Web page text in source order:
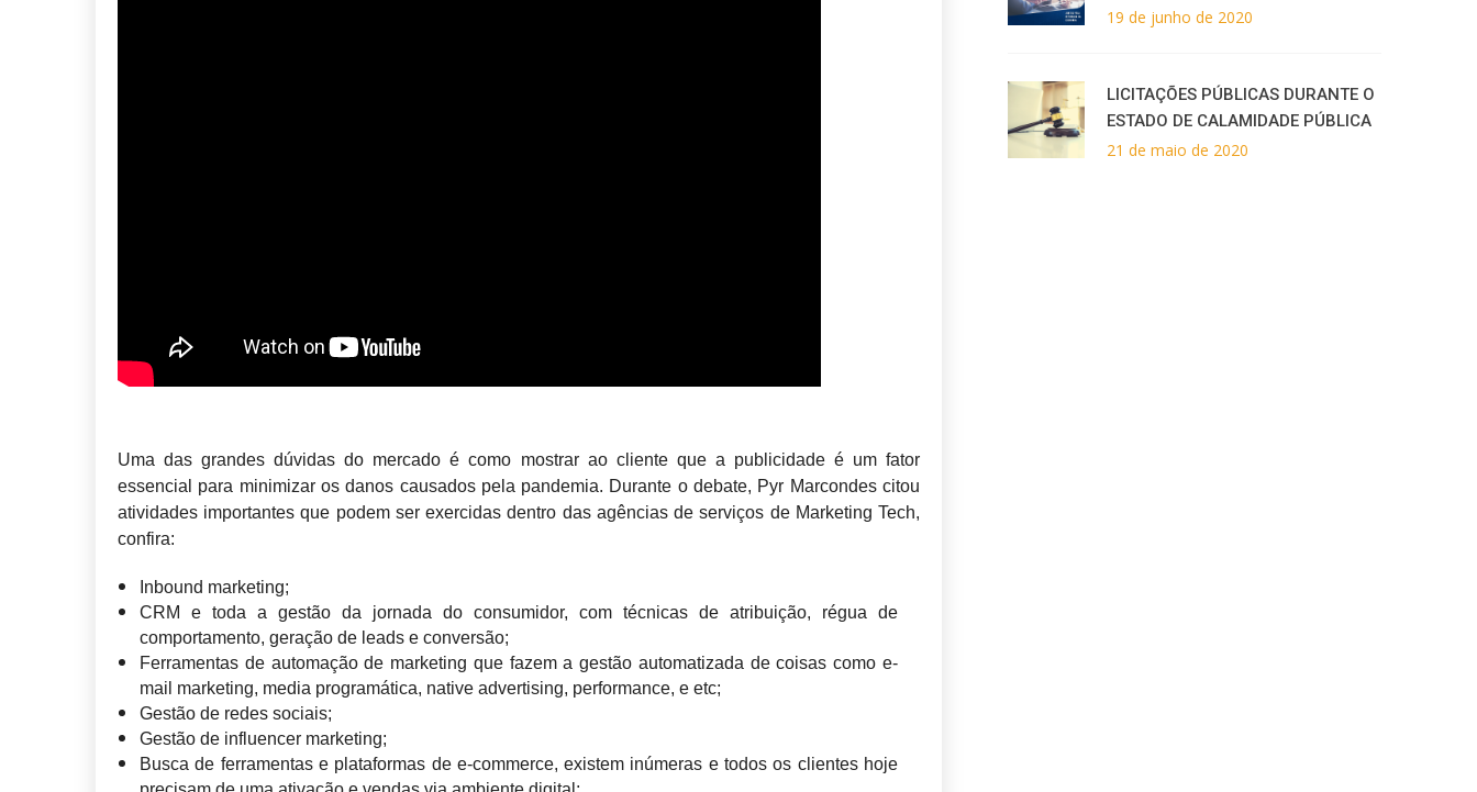
Uma das grandes dúvidas do mercado é como mostrar ao cliente que a publicidade é um fator
essencial para minimizar os danos causados pela pandemia. Durante o debate, Pyr Marcondes citou
atividades importantes que podem ser exercidas dentro das agências de serviços de Marketing Tech,
confira:
Inbound marketing;
CRM e toda a gestão da jornada do consumidor, com técnicas de atribuição, régua de
comportamento, geração de leads e conversão;
Ferramentas de automação de marketing que fazem a gestão automatizada de coisas como e-
mail marketing, media programática, native advertising, performance, e etc;
Gestão de redes sociais;
Gestão de influencer marketing;
Busca de ferramentas e plataformas de e-commerce, existem inúmeras e todos os clientes hoje
19 de junho de 2020
LICITAÇÕES PÚBLICAS DURANTE O
ESTADO DE CALAMIDADE PÚBLICA
21 de maio de 2020